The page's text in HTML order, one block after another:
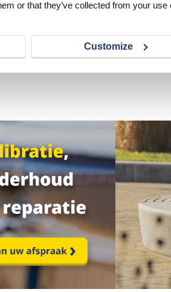
or that they’ve collected from your
Customize